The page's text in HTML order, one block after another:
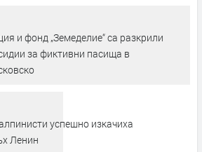
и фонд „Земеделие“ са разкрили
за фиктивни пасища в
Ленин